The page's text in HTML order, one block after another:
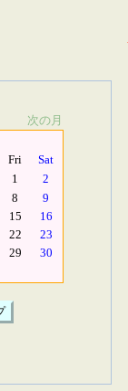
次の月
Fri
Sat
1
2
8
9
15
16
22
23
29
30